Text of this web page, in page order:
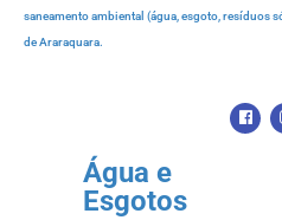
saneamento ambiental (água, esgoto, resíduos
de Araraquara.
Água e
Esgotos